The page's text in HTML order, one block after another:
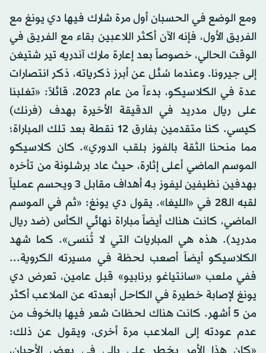
ومع الوضع في الحسبان أول مرة شارك فيها دي يونغ مع
الفريق الأول، فإنه الآن أكثر اللاعبين بقاء مع الفريق في
الوقت الحالي، خصوصاً بعد إعارة مارك آندريه تير شتيغن
إلى جيرونا. وعندما سُئل عن أبرز ذكرياته، ذكر انتصارات
عدة في الكلاسيكو، بدءاً من عام 2023، قائلاً: «تغلبنا
على ريال مدريد في الدقيقة الأخيرة بهدف (فرنك)
كيسي. كنا متقدمين بفارق 12 نقطة بعد تلك المباراة؛
مما منحنا الثقة بالفوز بلقب الدوري». كان كلاسيكو
الموسم الماضي أعلى إثارة، حيث عاد برشلونة من تأخره
بهدفين نظيفين ليفوز بـ4 أهداف مقابل 3 ويحسم عملياً
لقبه الـ28 في «الليغا». يقول دي يونغ: «ثم في الموسم
الماضي، كانت هناك أيضاً مباراة نهائي الكأس (ضد ريال
مدريد). هذه هي المباريات التي لا تُنسى». كما شهد
الكلاسيكو أيضاً أصعب لحظة في مسيرته الكروية...
ففي ملعب «سانتياغو برنابيو» قبل عامين، تعرض دي
يونغ لإصابة خطيرة في الكاحل أبعدته عن الملاعب أكثر
من 5 أشهر. كانت هناك لحظات شعر فيها بالخوف من
عدم عودته إلى الملاعب مرة أخرى، ويقول عن ذلك: